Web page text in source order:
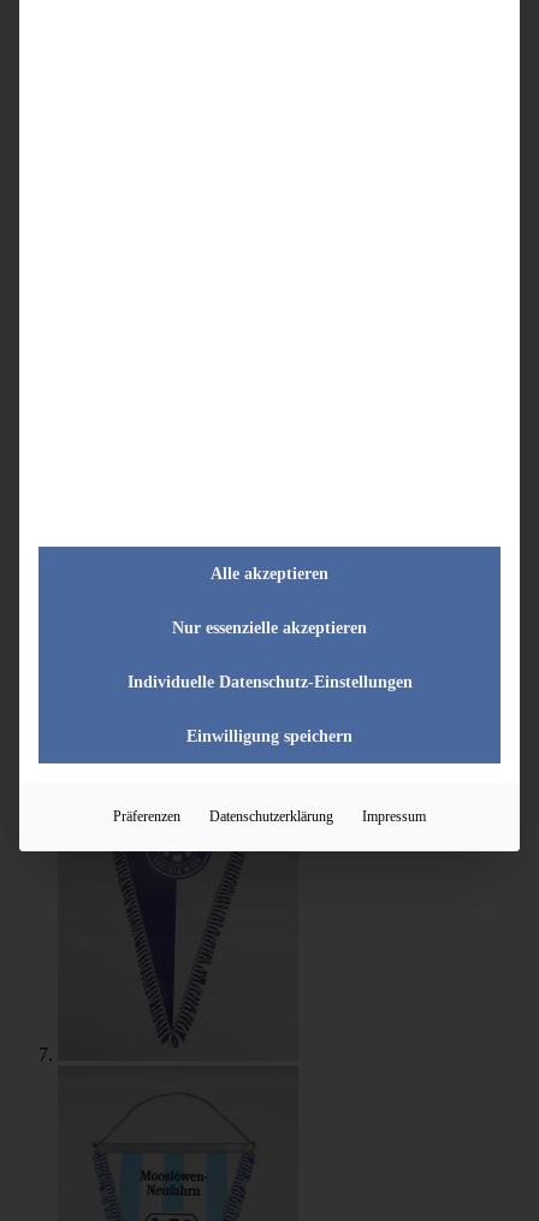
Alle akzeptieren
Nur essenzielle akzeptieren
Individuelle Datenschutz-Einstellungen
Einwilligung speichern
Präferenzen Datenschutzerklärung Impressum